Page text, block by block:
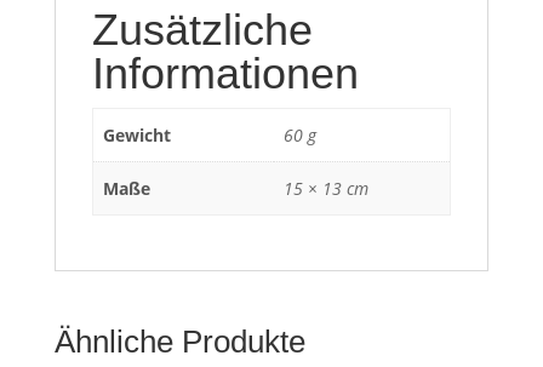
Zusätzliche
Informationen
Gewicht 60 g
Maße 15 × 13 cm
Ähnliche Produkte